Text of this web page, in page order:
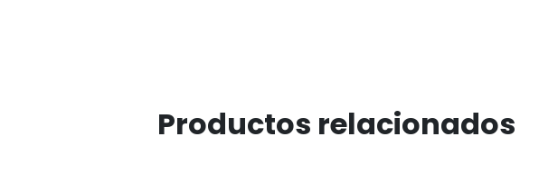
Productos relacionados